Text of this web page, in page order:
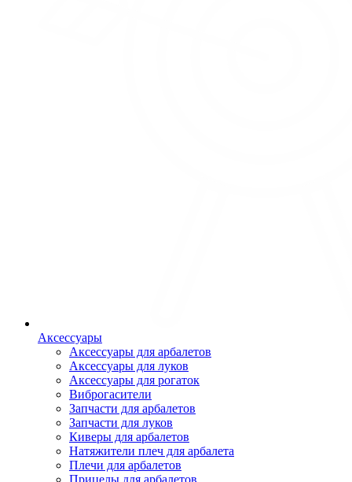
Аксессуары
Аксессуары для арбалетов
Аксессуары для луков
Аксессуары для рогаток
Виброгасители
Запчасти для арбалетов
Запчасти для луков
Киверы для арбалетов
Натяжители плеч для арбалета
Плечи для арбалетов
Прицелы для арбалетов